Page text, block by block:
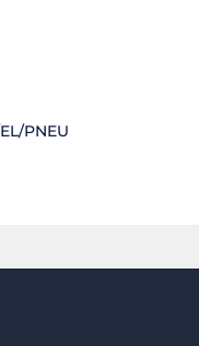
PNEU